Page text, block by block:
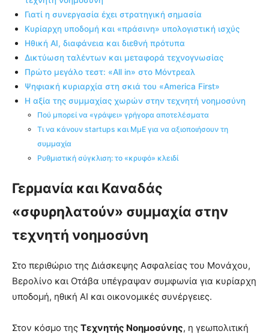
Γιατί η συνεργασία έχει στρατηγική σημασία
Κυρίαρχη υποδομή και «πράσινη» υπολογιστική ισχύς
Ηθική AI, διαφάνεια και διεθνή πρότυπα
Δικτύωση ταλέντων και μεταφορά τεχνογνωσίας
Πρώτο μεγάλο τεστ: «All in» στο Μόντρεαλ
Ψηφιακή κυριαρχία στη σκιά του «America First»
Η αξία της συμμαχίας χωρών στην τεχνητή νοημοσύνη
Πού μπορεί να «γράψει» γρήγορα αποτελέσματα
Τι να κάνουν startups και ΜμΕ για να αξιοποιήσουν τη
συμμαχία
Ρυθμιστική σύγκλιση: το «κρυφό» κλειδί
Γερμανία και Καναδάς
«σφυρηλατούν» συμμαχία στην
τεχνητή νοημοσύνη
Στο περιθώριο της Διάσκεψης Ασφαλείας του Μονάχου,
Βερολίνο και Οτάβα υπέγραψαν συμφωνία για κυρίαρχη
υποδομή, ηθική AI και οικονομικές συνέργειες.
Στον κόσμο της Τεχνητής Νοημοσύνης, η γεωπολιτική